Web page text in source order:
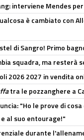
interviene Mendes
è cambiato con
di Sangro! Primo
squadra, ma resterà
2026 2027 in vendita
tra le pozzanghere a
"Ho le prove di
al suo entourage!"
durante